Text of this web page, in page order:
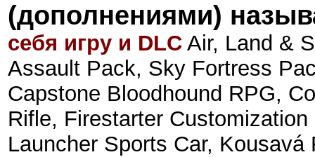
(дополнениями)
себя игру и DLC Air, Land &
Assault Pack, Sky Fortress
Capstone Bloodhound RPG,
Rifle, Firestarter
Launcher Sports Car,